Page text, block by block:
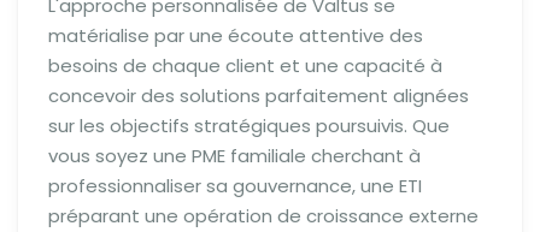
L'approche personnalisée de Valtus se
matérialise par une écoute attentive des
besoins de chaque client et une capacité à
concevoir des solutions parfaitement alignées
sur les objectifs stratégiques poursuivis. Que
vous soyez une PME familiale cherchant à
professionnaliser sa gouvernance, une ETI
préparant une opération de croissance externe